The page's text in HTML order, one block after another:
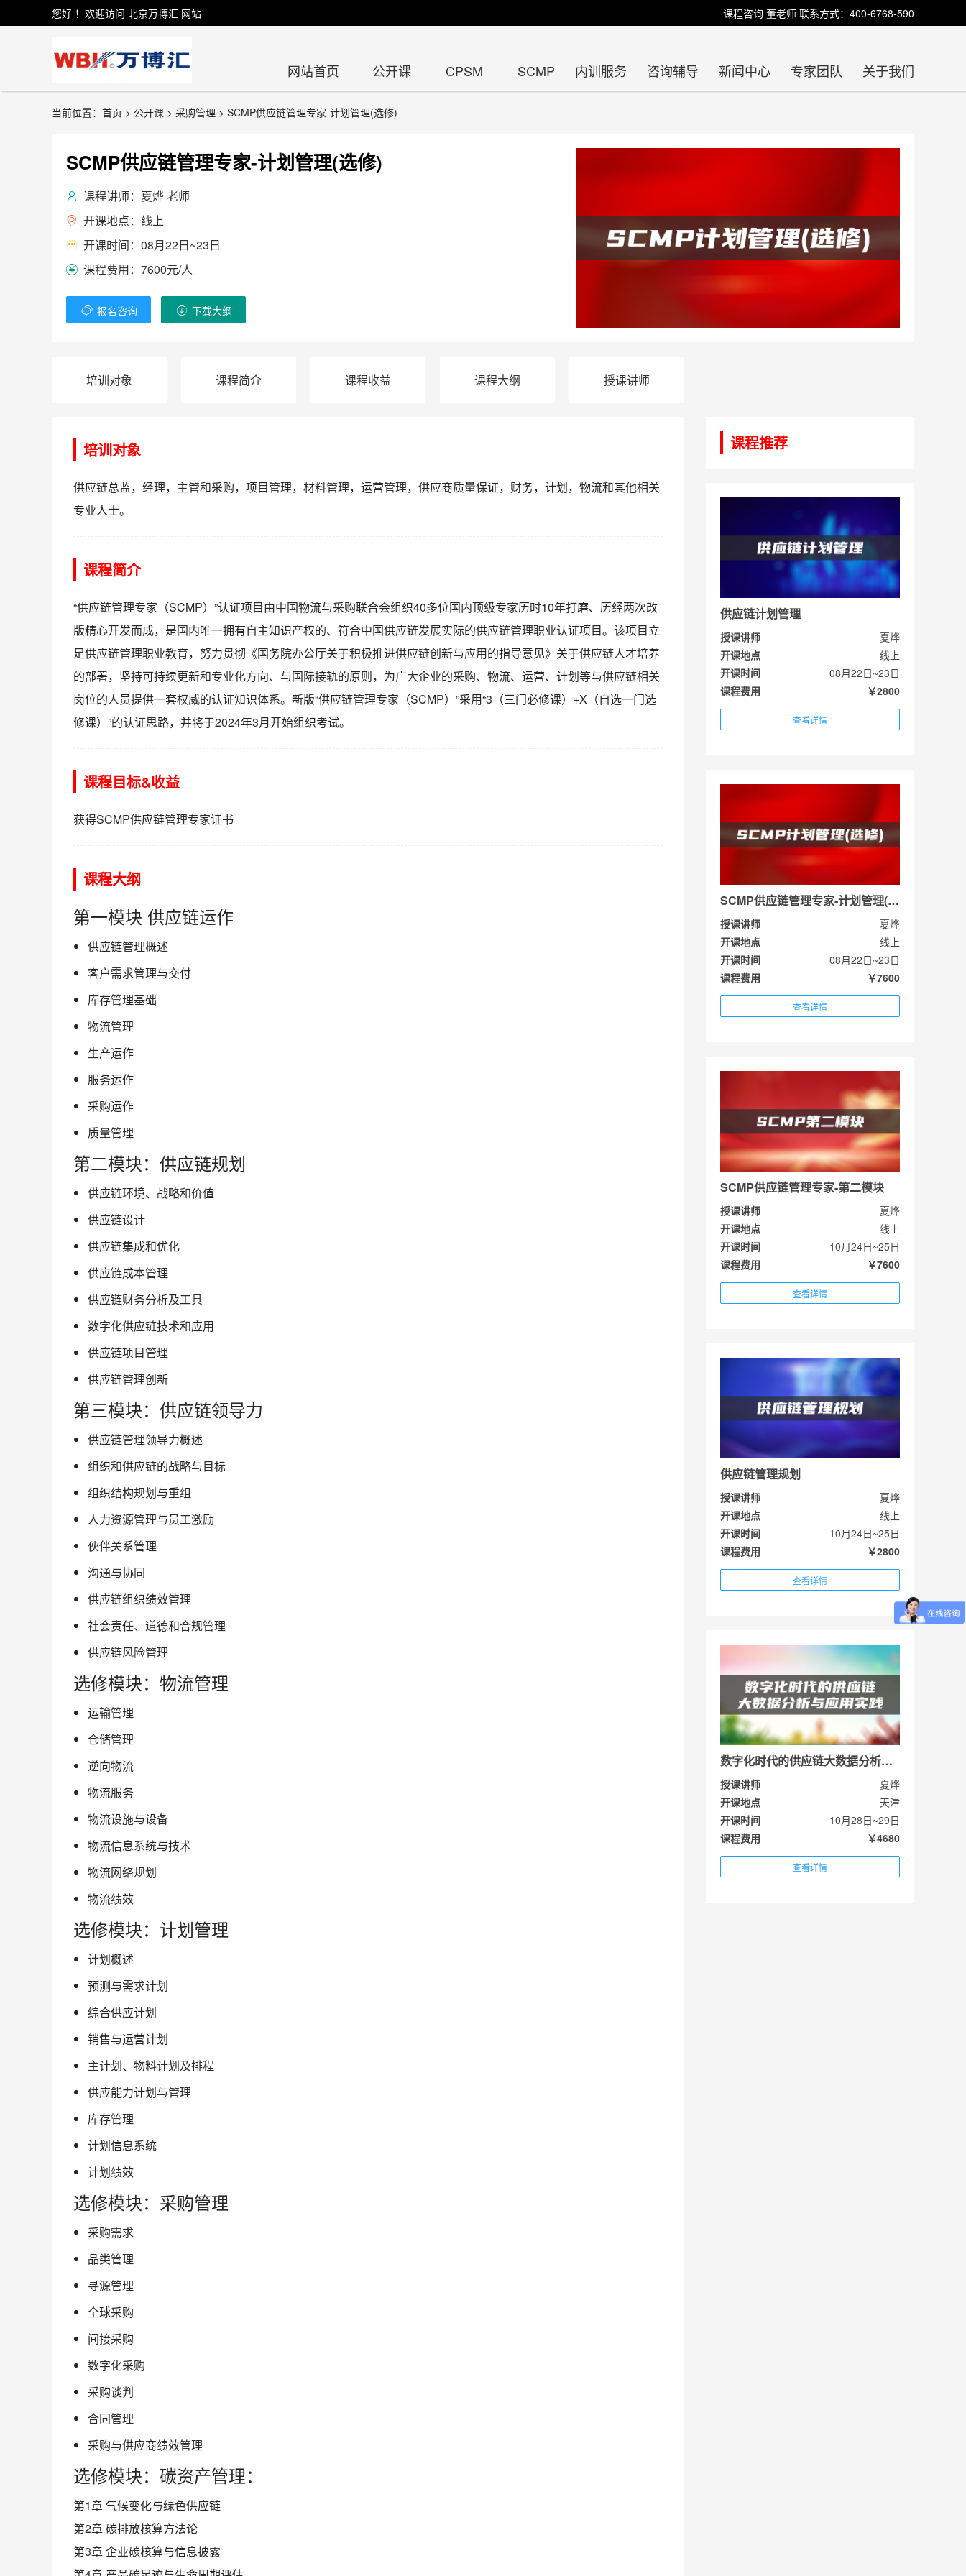
您好 ！欢迎访问 北京万博汇 网站 课程咨询 董老师 联系方式：400-6768-590
网站首页 公开课 CPSM SCMP 内训服务 咨询辅导 新闻中心 专家团队 关于我们
当前位置：首页 > 公开课 > 采购管理 > SCMP供应链管理专家-计划管理(选修)
SCMP供应链管理专家-计划管理(选修)
 课程讲师：夏烨 老师
 开课地点：线上
 开课时间：08月22日~23日
 课程费用：7600元/人
 报名咨询  下载大纲
培训对象 课程简介 课程收益 课程大纲 授课讲师
培训对象
供应链总监，经理，主管和采购，项目管理，材料管理，运营管理，供应商质量保证，财务，计划，物流和其他相关
专业人士。
课程简介
“供应链管理专家（SCMP）”认证项目由中国物流与采购联合会组织40多位国内顶级专家历时10年打磨、历经两次改
版精心开发而成，是国内唯一拥有自主知识产权的、符合中国供应链发展实际的供应链管理职业认证项目。该项目立
足供应链管理职业教育，努力贯彻《国务院办公厅关于积极推进供应链创新与应用的指导意见》关于供应链人才培养
的部署，坚持可持续更新和专业化方向、与国际接轨的原则，为广大企业的采购、物流、运营、计划等与供应链相关
岗位的人员提供一套权威的认证知识体系。新版“供应链管理专家（SCMP）”采用“3（三门必修课）+X（自选一门选
修课）”的认证思路，并将于2024年3月开始组织考试。
课程目标&收益
获得SCMP供应链管理专家证书
课程大纲
第一模块 供应链运作
供应链管理概述
客户需求管理与交付
库存管理基础
物流管理
生产运作
服务运作
采购运作
质量管理
第二模块：供应链规划
供应链环境、战略和价值
供应链设计
供应链集成和优化
供应链成本管理
供应链财务分析及工具
数字化供应链技术和应用
供应链项目管理
供应链管理创新
第三模块：供应链领导力
供应链管理领导力概述
组织和供应链的战略与目标
组织结构规划与重组
人力资源管理与员工激励
伙伴关系管理
沟通与协同
供应链组织绩效管理
社会责任、道德和合规管理
供应链风险管理
选修模块：物流管理
运输管理
仓储管理
逆向物流
物流服务
物流设施与设备
物流信息系统与技术
物流网络规划
物流绩效
选修模块：计划管理
计划概述
预测与需求计划
综合供应计划
销售与运营计划
主计划、物料计划及排程
供应能力计划与管理
库存管理
计划信息系统
计划绩效
选修模块：采购管理
采购需求
品类管理
寻源管理
全球采购
间接采购
数字化采购
采购谈判
合同管理
采购与供应商绩效管理
选修模块：碳资产管理：
第1章 气候变化与绿色供应链
第2章 碳排放核算方法论
第3章 企业碳核算与信息披露
课程推荐
供应链计划管理
授课讲师
夏烨
开课地点
线上
开课时间
08月22日~23日
课程费用
￥2800
查看详情
SCMP供应链管理专家-计划管理(选修)
授课讲师
夏烨
开课地点
线上
开课时间
08月22日~23日
课程费用
￥7600
查看详情
SCMP供应链管理专家-第二模块
授课讲师
夏烨
开课地点
线上
开课时间
10月24日~25日
课程费用
￥7600
查看详情
供应链管理规划
授课讲师
夏烨
开课地点
线上
开课时间
10月24日~25日
课程费用
￥2800
查看详情
数字化时代的供应链大数据分析与应用实践
授课讲师
夏烨
开课地点
天津
开课时间
10月28日~29日
课程费用
￥4680
查看详情